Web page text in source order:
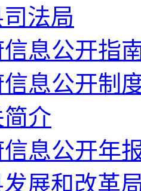
法局
息公开指
息公开制
介
息公开年
展和改革